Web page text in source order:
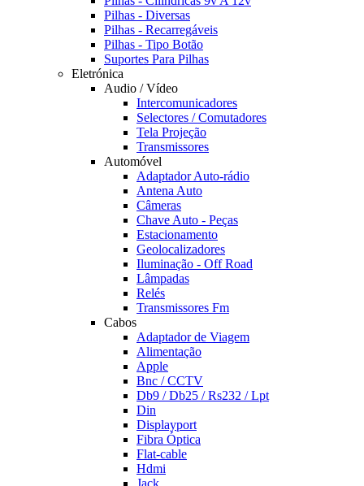
Pilhas - Diversas
Pilhas - Recarregáveis
Pilhas - Tipo Botão
Suportes Para Pilhas
Eletrónica
Audio / Vídeo
Intercomunicadores
Selectores / Comutadores
Tela Projeção
Transmissores
Automóvel
Adaptador Auto-rádio
Antena Auto
Câmeras
Chave Auto - Peças
Estacionamento
Geolocalizadores
Iluminação - Off Road
Lâmpadas
Relés
Transmissores Fm
Cabos
Adaptador de Viagem
Alimentação
Apple
Bnc / CCTV
Db9 / Db25 / Rs232 / Lpt
Din
Displayport
Fibra Óptica
Flat-cable
Hdmi
Jack